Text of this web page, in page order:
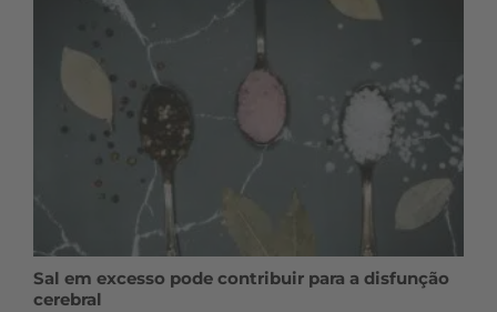
Sal em excesso pode contribuir para a disfunção
cerebral